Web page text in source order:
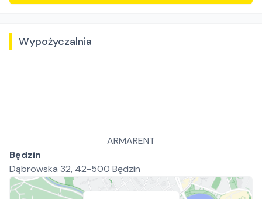
Wypożyczalnia
ARMARENT
Będzin
Dąbrowska 32, 42-500 Będzin